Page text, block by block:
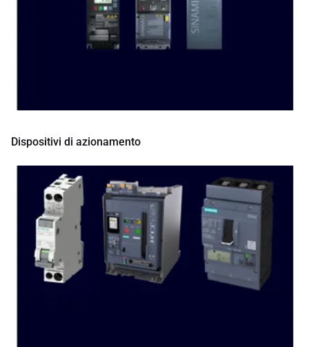
Dispositivi di azionamento